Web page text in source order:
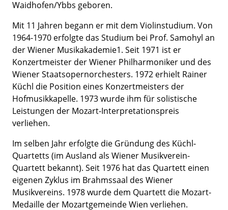
Waidhofen/Ybbs geboren.
Mit 11 Jahren begann er mit dem Violinstudium. Von
1964-1970 erfolgte das Studium bei Prof. Samohyl an
der Wiener Musikakademie1. Seit 1971 ist er
Konzertmeister der Wiener Philharmoniker und des
Wiener Staatsopernorchesters. 1972 erhielt Rainer
Küchl die Position eines Konzertmeisters der
Hofmusikkapelle. 1973 wurde ihm für solistische
Leistungen der Mozart-Interpretationspreis
verliehen.
Im selben Jahr erfolgte die Gründung des Küchl-
Quartetts (im Ausland als Wiener Musikverein-
Quartett bekannt). Seit 1976 hat das Quartett einen
eigenen Zyklus im Brahmssaal des Wiener
Musikvereins. 1978 wurde dem Quartett die Mozart-
Medaille der Mozartgemeinde Wien verliehen.